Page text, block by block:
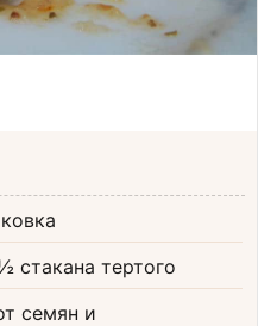
стакана тертого
семян и